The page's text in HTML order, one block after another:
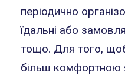
періодично
їдальні або
тощо. Для того,
більш комфортною